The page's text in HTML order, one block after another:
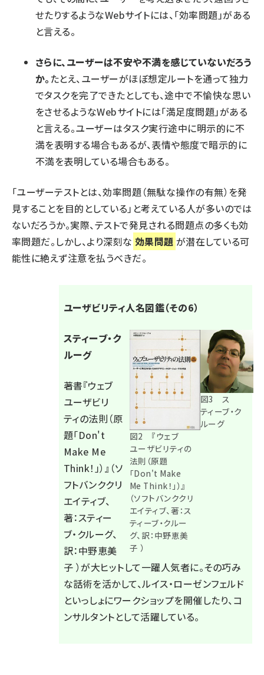
せたりするようなWebサイトには、「効率問題」がある
と言える。
さらに、ユーザーは不安や不満を感じていないだろう
か。 たとえ、ユーザーがほぼ想定ルートを通って独力
でタスクを完了できたとしても、途中で不愉快な思い
をさせるようなWebサイトには「満足度問題」がある
と言える。ユーザーはタスク実行途中に明示的に不
満を表明する場合もあるが、表情や態度で暗示的に
不満を表明している場合もある。
「ユーザーテストとは、効率問題（無駄な操作の有無）を発
見することを目的としている」と考えている人が多いのでは
ないだろうか。実際、テストで発見される問題点の多くも効
率問題だ。しかし、より深刻な 効果問題 が潜在している可
能性に絶えず注意を払うべきだ。
ユーザビリティ人名図鑑（その6）
図3 ス
ティーブ・ク
ルーグ
図2 『ウェブ
ユーザビリティの
法則（原題
「Don't Make
Me Think！」）』
（ソフトバンククリ
エイティブ、著：ス
ティーブ・クルー
グ、訳：中野恵美
子 ）
スティーブ・ク
ルーグ
著書『ウェブ
ユーザビリ
ティの法則 （原
題「Don't
Make Me
Think！」）』（ソ
フトバンククリ
エイティブ、
著：スティー
ブ・クルーグ、
訳：中野恵美
子 ）が大ヒットして一躍人気者に。その巧み
な話術を活かして、ルイス・ローゼンフェルド
といっしょにワークショップを開催したり、コ
ンサルタントとして活躍している。